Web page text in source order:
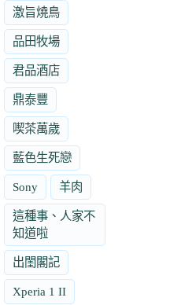
激旨燒鳥
品田牧場
君品酒店
鼎泰豐
喫茶萬歲
藍色生死戀
Sony 羊肉
這種事、人家不
知道啦
出閨閣記
Xperia 1 II